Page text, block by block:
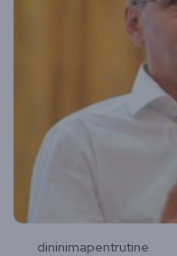
dininimapentrutine